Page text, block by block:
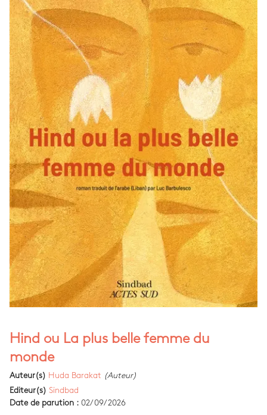
Hind ou La plus belle femme du
monde
Auteur(s) Huda Barakat (Auteur)
Editeur(s) Sindbad
Date de parution : 02/09/2026